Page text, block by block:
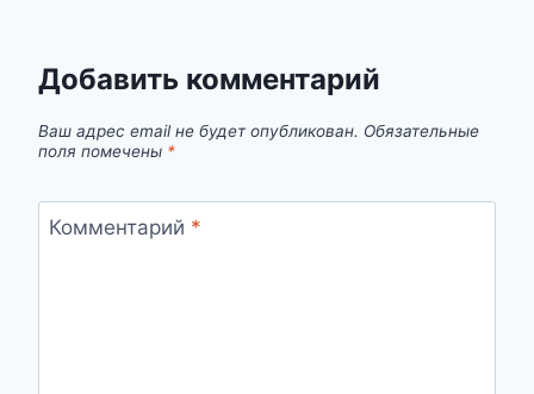
Добавить комментарий
Ваш адрес email не будет опубликован. Обязательные
поля помечены *
Комментарий *